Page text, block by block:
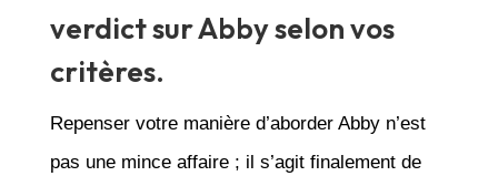
verdict sur Abby selon vos
critères.
Repenser votre manière d’aborder Abby n’est
pas une mince affaire ; il s’agit finalement de